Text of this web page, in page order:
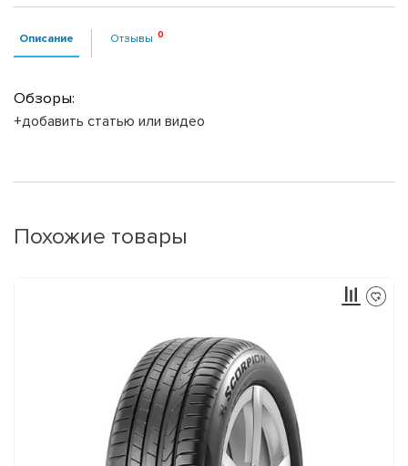
Описание Отзывы
Обзоры:
+добавить статью или видео
Похожие товары